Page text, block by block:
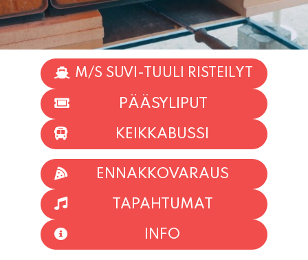
M/S SUVI-TUULI RISTEILYT
PÄÄSYLIPUT
KEIKKABUSSI
ENNAKKOVARAUS
TAPAHTUMAT
INFO